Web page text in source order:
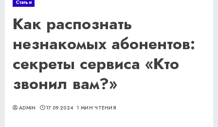
Статьи
Как распознать
незнакомых абонентов:
секреты сервиса «Кто
звонил вам?»
ADMIN 17.09.2024 1 МИН ЧТЕНИЯ